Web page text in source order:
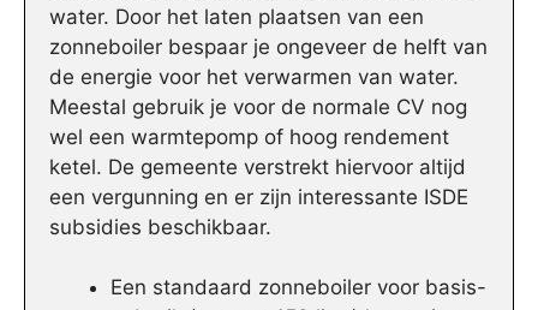
water. Door het laten plaatsen van een
zonneboiler bespaar je ongeveer de helft van
de energie voor het verwarmen van water.
Meestal gebruik je voor de normale CV nog
wel een warmtepomp of hoog rendement
ketel. De gemeente verstrekt hiervoor altijd
een vergunning en er zijn interessante ISDE
subsidies beschikbaar.
Een standaard zonneboiler voor basis-